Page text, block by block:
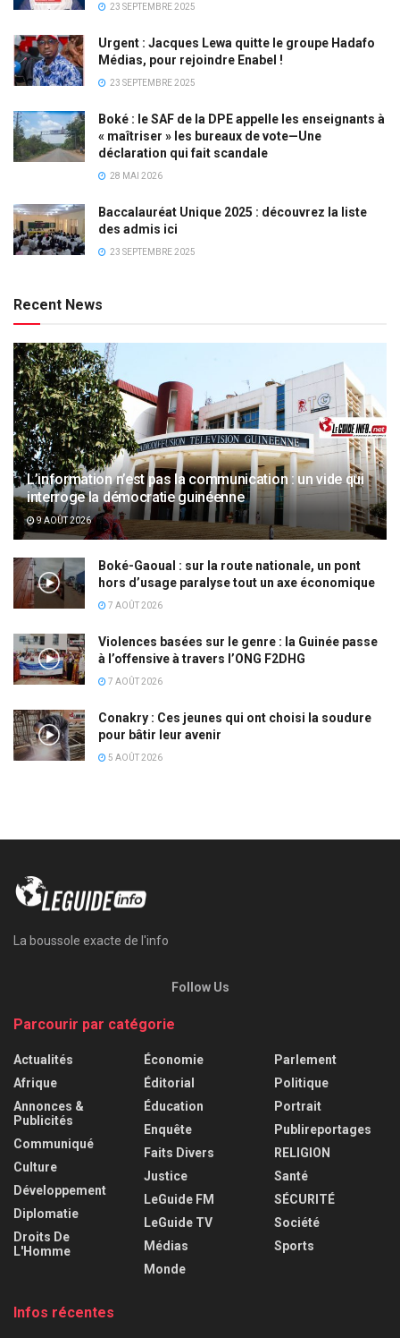
23 SEPTEMBRE 2025
Urgent : Jacques Lewa quitte le groupe Hadafo
Médias, pour rejoindre Enabel !
23 SEPTEMBRE 2025
Boké : le SAF de la DPE appelle les enseignants à
« maîtriser » les bureaux de vote—Une
déclaration qui fait scandale
28 MAI 2026
Baccalauréat Unique 2025 : découvrez la liste
des admis ici
23 SEPTEMBRE 2025
Recent News
L’information n’est pas la communication : un vide qui
interroge la démocratie guinéenne
9 AOÛT 2026
Boké-Gaoual : sur la route nationale, un pont
hors d’usage paralyse tout un axe économique
7 AOÛT 2026
Violences basées sur le genre : la Guinée passe
à l’offensive à travers l’ONG F2DHG
7 AOÛT 2026
Conakry : Ces jeunes qui ont choisi la soudure
pour bâtir leur avenir
5 AOÛT 2026
La boussole exacte de l'info
Follow Us
Parcourir par catégorie
Actualités
Afrique
Annonces &
Publicités
Communiqué
Culture
Développement
Diplomatie
Droits De
L'Homme
Économie
Éditorial
Éducation
Enquête
Faits Divers
Justice
LeGuide FM
LeGuide TV
Médias
Monde
Parlement
Politique
Portrait
Publireportages
RELIGION
Santé
SÉCURITÉ
Société
Sports
Infos récentes